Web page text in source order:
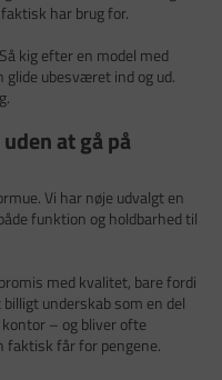
har brug for.
kig efter en model med
ubesværet ind og ud.
at gå på
Vi har nøje udvalgt en
funktion og holdbarhed til
med kvalitet, bare fordi
underskab som en del
– og bliver ofte
faktisk får for pengene.